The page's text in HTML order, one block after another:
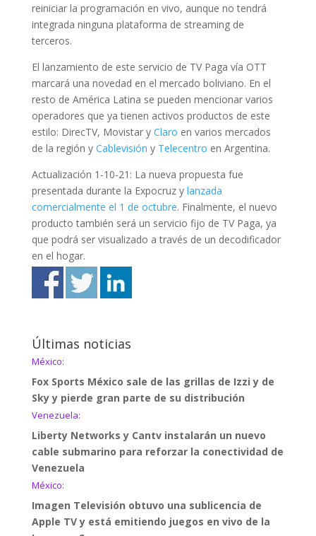
reiniciar la programación en vivo, aunque no tendrá
integrada ninguna plataforma de streaming de
terceros.
El lanzamiento de este servicio de TV Paga vía OTT
marcará una novedad en el mercado boliviano. En el
resto de América Latina se pueden mencionar varios
operadores que ya tienen activos productos de este
estilo: DirecTV, Movistar y Claro en varios mercados
de la región y Cablevisión y Telecentro en Argentina.
Actualización 1-10-21: La nueva propuesta fue
presentada durante la Expocruz y lanzada
comercialmente el 1 de octubre. Finalmente, el nuevo
producto también será un servicio fijo de TV Paga, ya
que podrá ser visualizado a través de un decodificador
en el hogar.
Últimas noticias
México:
Fox Sports México sale de las grillas de Izzi y de
Sky y pierde gran parte de su distribución
Venezuela:
Liberty Networks y Cantv instalarán un nuevo
cable submarino para reforzar la conectividad de
Venezuela
México:
Imagen Televisión obtuvo una sublicencia de
Apple TV y está emitiendo juegos en vivo de la